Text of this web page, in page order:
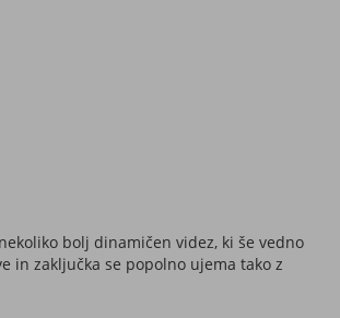
bolj dinamičen videz, ki še vedno
in zaključka se popolno ujema tako z